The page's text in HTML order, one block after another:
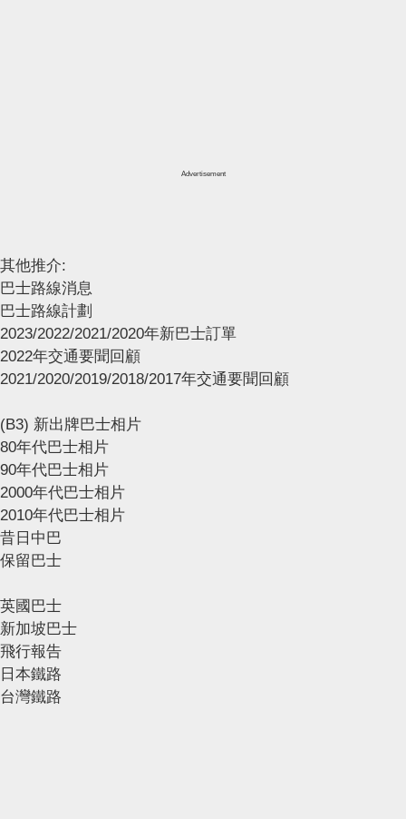
Advertisement
其他推介:
巴士路線消息
巴士路線計劃
2023/2022/2021/2020年新巴士訂單
2022年交通要聞回顧
2021/2020/2019/2018/2017年交通要聞回顧
(B3) 新出牌巴士相片
80年代巴士相片
90年代巴士相片
2000年代巴士相片
2010年代巴士相片
昔日中巴
保留巴士
英國巴士
新加坡巴士
飛行報告
日本鐵路
台灣鐵路